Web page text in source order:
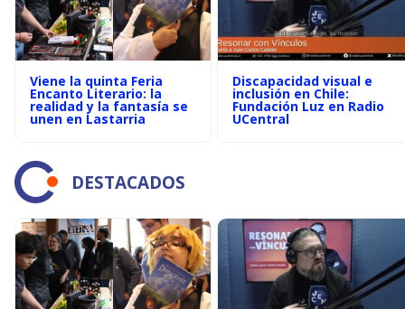
Viene la quinta Feria
Encanto Literario: la
realidad y la fantasía se
unen en Lastarria
Discapacidad visual e
inclusión en Chile:
Fundación Luz en Radio
UCentral
DESTACADOS